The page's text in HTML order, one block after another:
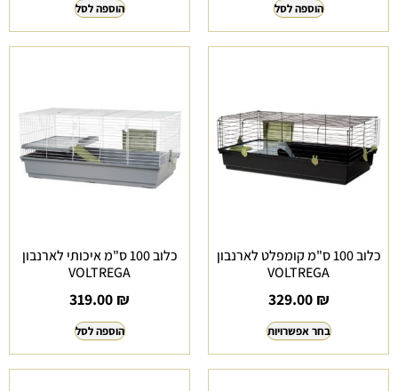
הוספה לסל הוספה לסל
כלוב 100 ס"מ קומפלט לארנבון
VOLTREGA
329.00 ₪
בחר אפשרויות
כלוב 100 ס"מ איכותי לארנבון
VOLTREGA
319.00 ₪
הוספה לסל